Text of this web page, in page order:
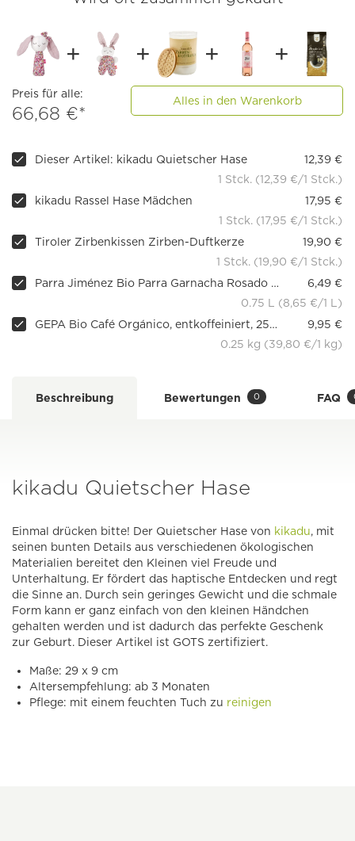
Preis für alle:
66,68 €*
Alles in den Warenkorb
Dieser Artikel: kikadu Quietscher Hase
12,39 €
1 Stck. (12,39 €/1 Stck.)
kikadu Rassel Hase Mädchen
17,95 €
1 Stck. (17,95 €/1 Stck.)
Tiroler Zirbenkissen Zirben-Duftkerze
19,90 €
1 Stck. (19,90 €/1 Stck.)
Parra Jiménez Bio Parra Garnacha Rosado Irjimpa, rose
6,49 €
0.75 L (8,65 €/1 L)
GEPA Bio Café Orgánico, entkoffeiniert, 250g
9,95 €
0.25 kg (39,80 €/1 kg)
Beschreibung Bewertungen 0 FAQ
kikadu Quietscher Hase
Einmal drücken bitte! Der Quietscher Hase von kikadu, mit
seinen bunten Details aus verschiedenen ökologischen
Materialien bereitet den Kleinen viel Freude und
Unterhaltung. Er fördert das haptische Entdecken und regt
die Sinne an. Durch sein geringes Gewicht und die schmale
Form kann er ganz einfach von den kleinen Händchen
gehalten werden und ist dadurch das perfekte Geschenk
zur Geburt. Dieser Artikel ist GOTS zertifiziert.
Maße: 29 x 9 cm
Altersempfehlung: ab 3 Monaten
Pflege: mit einem feuchten Tuch zu reinigen